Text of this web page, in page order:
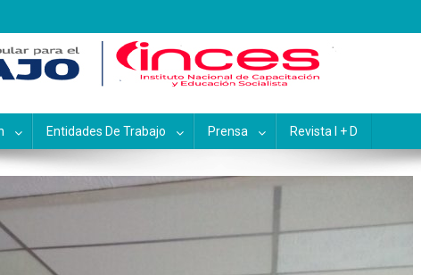
y Educación
Entidades De Trabajo Prensa Revista I + D